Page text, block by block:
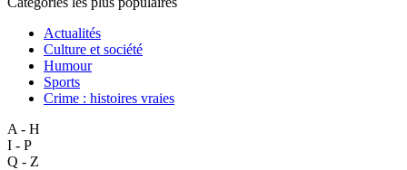
Actualités
Culture et société
Humour
Sports
Crime : histoires vraies
A - H
I - P
Q - Z